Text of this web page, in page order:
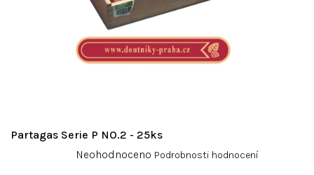
Partagas Serie P NO.2 - 25ks
Průměrné
Neohodnoceno Podrobnosti hodnocení